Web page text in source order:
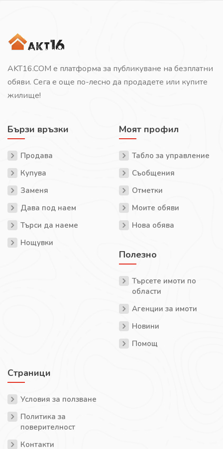
AKT16.COM е платформа за публикуване на безплатни
обяви. Сега е още по-лесно да продадете или купите
жилище!
Бързи връзки
Продава
Купува
Заменя
Дава под наем
Търси да наеме
Нощувки
Моят профил
Табло за управление
Съобщения
Отметки
Моите обяви
Нова обява
Полезно
Търсете имоти по
области
Агенции за имоти
Новини
Помощ
Страници
Условия за ползване
Политика за
поверителност
Контакти